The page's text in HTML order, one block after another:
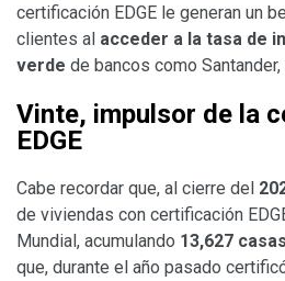
certificación EDGE le generan un
clientes al acceder a la tasa de
verde de bancos como Santander,
Vinte, impulsor de la
EDGE
Cabe recordar que, al cierre del
de viviendas con certificación
Mundial, acumulando 13,627
que, durante el año pasado